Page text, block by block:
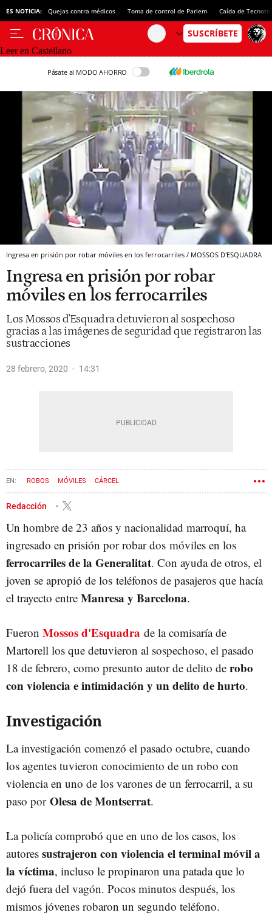
ES NOTICIA: Quejas contra médicos Toma de control de Parlem Caída de
Leer en Castellano
Pásate al MODO AHORRO
Ingresa en prisión por robar móviles en los ferrocarriles / MOSSOS D'ESQUADRA
Ingresa en prisión por robar
móviles en los ferrocarriles
Los Mossos d'Esquadra detuvieron al sospechoso
gracias a las imágenes de seguridad que registraron las
sustracciones
28 febrero, 2020 14:31
ROBOS MÓVILES CÁRCEL
FERROCARRILS DE LA GENERALITAT (FGC)
Redacción
Un hombre de 23 años y nacionalidad marroquí, ha
ingresado en prisión por robar dos móviles en los
ferrocarriles de la Generalitat. Con ayuda de otros, el
joven se apropió de los teléfonos de pasajeros que hacía
el trayecto entre Manresa y Barcelona.
Fueron Mossos d'Esquadra de la comisaría de
Martorell los que detuvieron al sospechoso, el pasado
18 de febrero, como presunto autor de delito de robo
con violencia e intimidación y un delito de hurto.
Investigación
La investigación comenzó el pasado octubre, cuando
los agentes tuvieron conocimiento de un robo con
violencia en uno de los varones de un ferrocarril, a su
paso por Olesa de Montserrat.
La policía comprobó que en uno de los casos, los
autores sustrajeron con violencia el terminal móvil a
la víctima, incluso le propinaron una patada que lo
dejó fuera del vagón. Pocos minutos después, los
mismos jóvenes robaron un segundo teléfono.